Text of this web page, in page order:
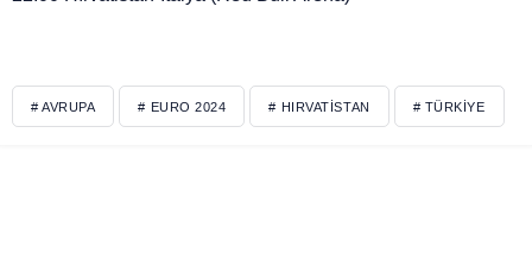
# AVRUPA # EURO 2024 # HIRVATISTAN # TÜRKIYE